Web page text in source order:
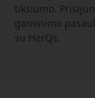
tikslumo.
gaminimo
su HerQs.